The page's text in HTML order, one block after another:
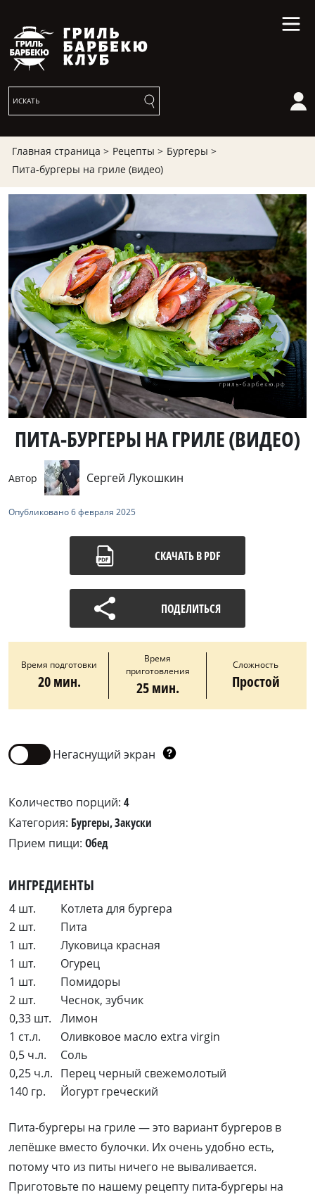
Главная страница > Рецепты > Бургеры >
Пита-бургеры на гриле (видео)
ПИТА-БУРГЕРЫ НА ГРИЛЕ (ВИДЕО)
Автор Сергей Лукошкин
Опубликовано6 февраля 2025
СКАЧАТЬ В PDF
ПОДЕЛИТЬСЯ
Время подготовки
20 мин.
Время
приготовления
25 мин.
Сложность
Простой
Негаснущий экран
Количество порций: 4
Категория: Бургеры, Закуски
Прием пищи: Обед
ИНГРЕДИЕНТЫ
4 шт.
Котлета для бургера
2 шт.
Пита
1 шт.
Луковица красная
1 шт.
Огурец
1 шт.
Помидоры
2 шт.
Чеснок, зубчик
0,33 шт.
Лимон
1 ст.л.
Оливковое масло extra virgin
0,5 ч.л.
Соль
0,25 ч.л. Перец черный свежемолотый
140 гр.
Йогурт греческий
Пита-бургеры на гриле — это вариант бургеров в
лепёшке вместо булочки. Их очень удобно есть,
потому что из питы ничего не вываливается.
Приготовьте по нашему рецепту пита-бургеры на